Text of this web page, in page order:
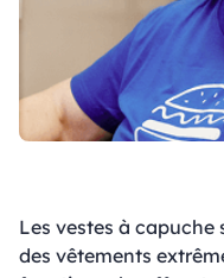
Les vestes à
des vêtements